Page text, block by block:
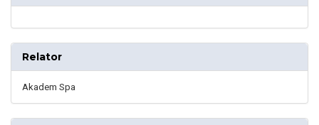
Relator
Akadem Spa